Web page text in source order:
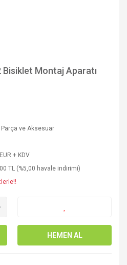
Bisiklet Montaj Aparatı
Parça ve Aksesuar
+ KDV
TL (%5,00 havale indirimi)
HEMEN AL